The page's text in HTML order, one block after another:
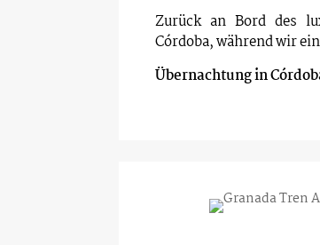
Zurück an Bord des
Córdoba, während wir
Übernachtung in